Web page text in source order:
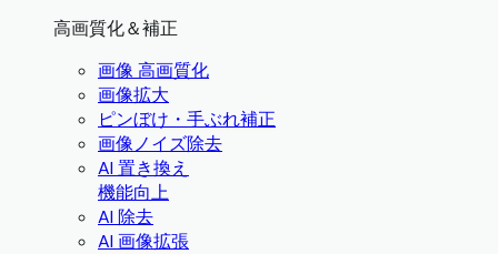
高画質化＆補正
画像 高画質化
画像拡大
ピンぼけ・手ぶれ補正
画像ノイズ除去
AI 置き換え
機能向上
AI 除去
AI 画像拡張